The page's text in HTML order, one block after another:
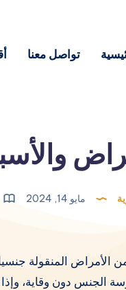
تواصل معنا
مايو 14, 2024
المنقولة جنسيا
الجنس دون وقاية،